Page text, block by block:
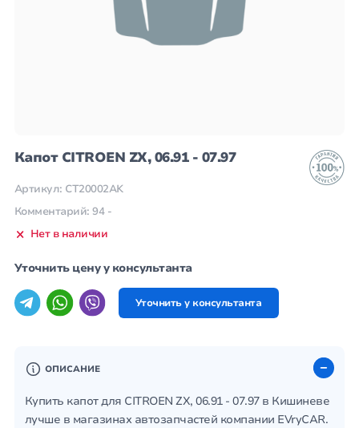
Капот CITROEN ZX, 06.91 - 07.97
Артикул: CT20002AK
Комментарий: 94 -
Нет в наличии
Уточнить цену у консультанта
Уточнить у консультанта
ОПИСАНИЕ
Купить капот для CITROEN ZX, 06.91 - 07.97 в Кишиневе
лучше в магазинах автозапчастей компании EVryCAR.